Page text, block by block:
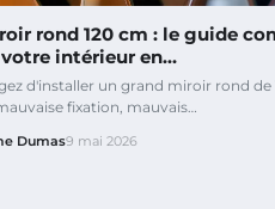
rond 120 cm : le guide
intérieur en…
d'installer un grand miroir rond de
fixation, mauvais…
Dumas9 mai 2026